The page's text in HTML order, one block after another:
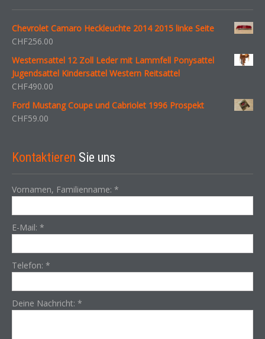
Chevrolet Camaro Heckleuchte 2014 2015 linke Seite
CHF256.00
Westernsattel 12 Zoll Leder mit Lammfell Ponysattel
Jugendsattel Kindersattel Western Reitsattel
CHF490.00
Ford Mustang Coupe und Cabriolet 1996 Prospekt
CHF59.00
Kontaktieren Sie uns
Vornamen, Familienname: *
E-Mail: *
Telefon: *
Deine Nachricht: *